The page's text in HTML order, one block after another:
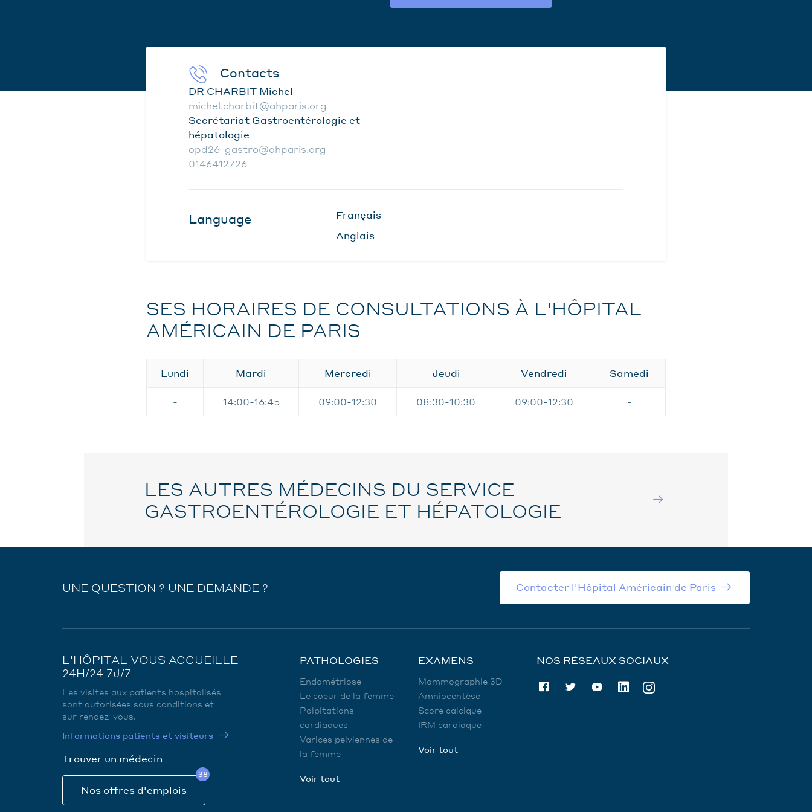
Contacts
DR CHARBIT Michel
michel.charbit@ahparis.org
Secrétariat Gastroentérologie et
hépatologie
opd26-gastro@ahparis.org
0146412726
Language
Français
Anglais
SES HORAIRES DE CONSULTATIONS À L'HÔPITAL
AMÉRICAIN DE PARIS
Lundi Mardi Mercredi Jeudi Vendredi Samedi
- 14:00-16:45 09:00-12:30 08:30-10:30 09:00-12:30 -
LES AUTRES MÉDECINS DU SERVICE
GASTROENTÉROLOGIE ET HÉPATOLOGIE
UNE QUESTION ? UNE DEMANDE ? Contacter l'Hôpital Américain de Paris
L'HÔPITAL VOUS ACCUEILLE
24H/24 7J/7
Les visites aux patients hospitalisés
sont autorisées sous conditions et
sur rendez-vous.
Informations patients et visiteurs
Trouver un médecin
Nos offres d'emplois
38
PATHOLOGIES
Endométriose
Le coeur de la femme
Palpitations
cardiaques
Varices pelviennes de
la femme
Voir tout
EXAMENS
Mammographie 3D
Amniocentèse
Score calcique
IRM cardiaque
Voir tout
NOS RÉSEAUX SOCIAUX